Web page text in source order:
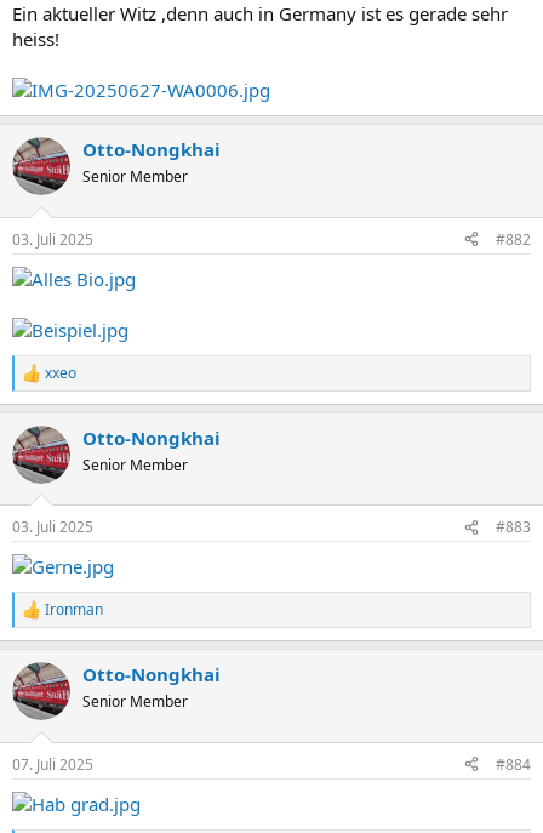
Ein aktueller Witz ,denn auch in Germany ist es gerade sehr
heiss!
Otto-Nongkhai
Senior Member
03. Juli 2025 #882
R
e
k
t
i
n
e
n
:
xxeo
Otto-Nongkhai
Senior Member
03. Juli 2025 #883
R
e
k
t
i
e
n
:
Ironman
Otto-Nongkhai
Senior Member
07. Juli 2025 #884